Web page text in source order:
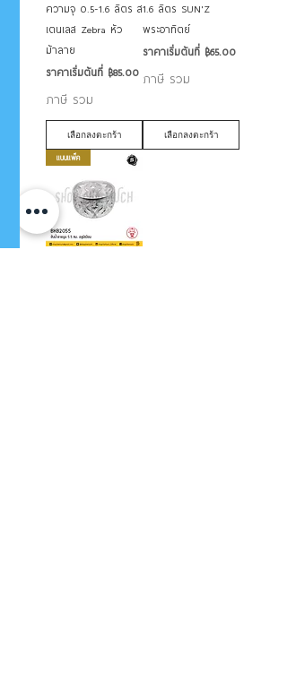
ความจุ 0.5-1.6 ลิตร ส
เตนเลส Zebra หัว
ม้าลาย
ราคาเริ่มต้นที่ ฿85.00
ราคาขายลด
ภาษี รวม
เลือกลงตะกร้า
1.6 ลิตร SUN'Z
พระอาทิตย์
ราคาเริ่มต้นที่ ฿65.00
ราคาขายลด
ภาษี รวม
เลือกลงตะกร้า
แบบแพ็ค